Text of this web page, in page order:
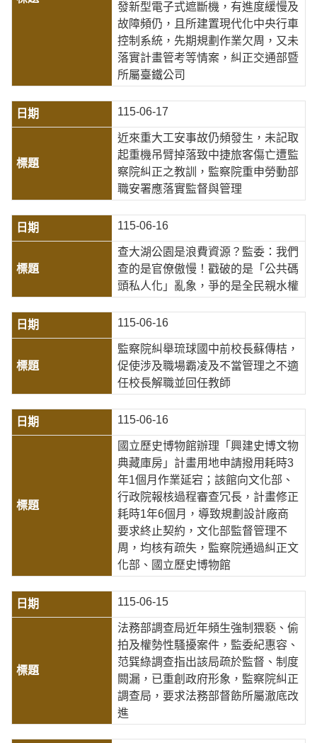
發新型電子式遮斷機，有進度緩慢及
故障頻仍，且所建置現代化中央行車
控制系統，先期規劃作業欠周，又未
落實計畫管考等情案，糾正交通部暨
所屬臺鐵公司
115-06-17
近來重大工安事故仍頻發生，未記取
起重機吊臂掉落致中捷旅客傷亡遭監
察院糾正之教訓，監察院重申勞動部
職安署應落實監督與管理
115-06-16
查大湖公園是浪費資源？監委：我們
查的是官僚傲慢！戳破的是「公共碼
頭私人化」亂象，爭的是全民親水權
115-06-16
監察院糾舉琉球國中前校長蘇傳桔，
促使涉及職場霸凌及不當管理之不適
任校長解職並回任教師
115-06-16
國立歷史博物館辦理「興建史博文物
典藏庫房」計畫用地申請撥用耗時3
年1個月作業延宕；該館向文化部、
行政院報核過程審查冗長，計畫修正
耗時1年6個月，導致規劃設計廠商
要求終止契約，文化部監督管理不
周，均核有疏失，監察院通過糾正文
化部、國立歷史博物館
115-06-15
法務部調查局近年頻生強制猥褻、偷
拍及權勢性騷擾案件，監委紀惠容、
范巽綠調查指出該局疏於監督、制度
闕漏，已重創政府形象，監察院糾正
調查局，要求法務部督飭所屬澈底改
進